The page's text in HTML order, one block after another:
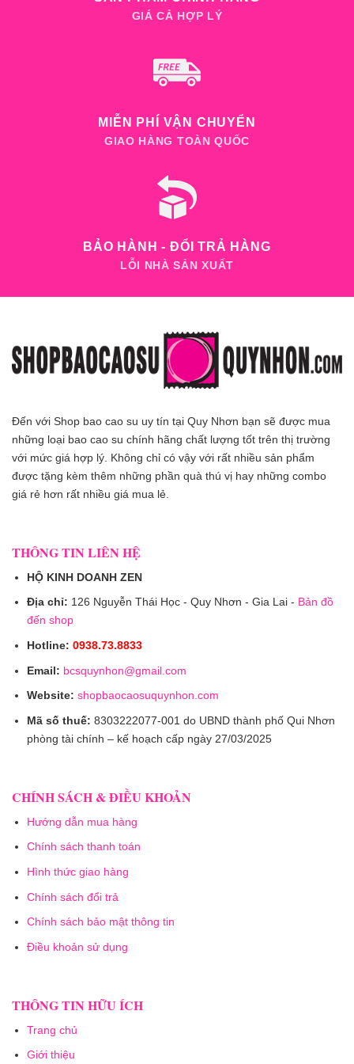
GIÁ CẢ HỢP LÝ
MIỄN PHÍ VẬN CHUYỂN
GIAO HÀNG TOÀN QUỐC
BẢO HÀNH - ĐỔI TRẢ HÀNG
LỖI NHÀ SẢN XUẤT
Đến với Shop bao cao su uy tín tại Quy Nhơn bạn sẽ được mua
những loại bao cao su chính hãng chất lượng tốt trên thị trường
với mức giá hợp lý. Không chỉ có vậy với rất nhiều sản phẩm
được tặng kèm thêm những phần quà thú vị hay những combo
giá rẻ hơn rất nhiều giá mua lẻ.
THÔNG TIN LIÊN HỆ
HỘ KINH DOANH ZEN
Địa chỉ: 126 Nguyễn Thái Học - Quy Nhơn - Gia Lai - Bản đồ
đến shop
Hotline: 0938.73.8833
Email: bcsquynhon@gmail.com
Website: shopbaocaosuquynhon.com
Mã số thuế: 8303222077-001 do UBND thành phố Qui Nhơn
phòng tài chính – kế hoạch cấp ngày 27/03/2025
CHÍNH SÁCH & ĐIỀU KHOẢN
Hướng dẫn mua hàng
Chính sách thanh toán
Hình thức giao hàng
Chính sách đổi trả
Chính sách bảo mật thông tin
Điều khoản sử dụng
THÔNG TIN HỮU ÍCH
Trang chủ
Giới thiệu